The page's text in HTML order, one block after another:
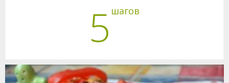
5 шагов